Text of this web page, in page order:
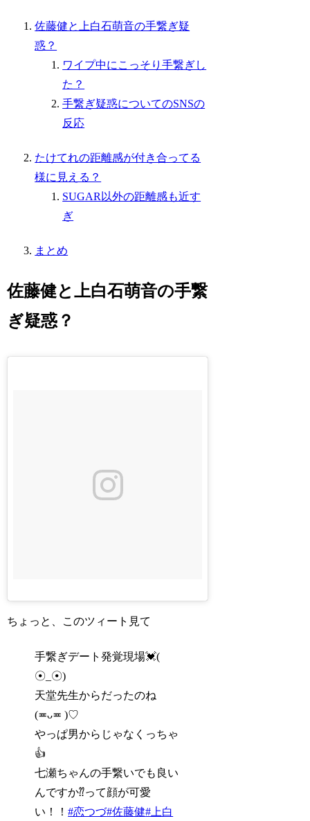
佐藤健と上白石萌音の手繋ぎ疑
惑？
ワイプ中にこっそり手繋ぎし
た？
手繋ぎ疑惑についてのSNSの
反応
たけてれの距離感が付き合ってる
様に見える？
SUGAR以外の距離感も近す
ぎ
まとめ
佐藤健と上白石萌音の手繋
ぎ疑惑？
ちょっと、このツィート見て
手繋ぎデート発覚現場💓(
☉_☉)
天堂先生からだったのね
(≖ᴗ≖ )♡
やっぱ男からじゃなくっちゃ
👍
七瀬ちゃんの手繋いでも良い
んですか⁇って顔が可愛
い！！#恋つづ#佐藤健#上白